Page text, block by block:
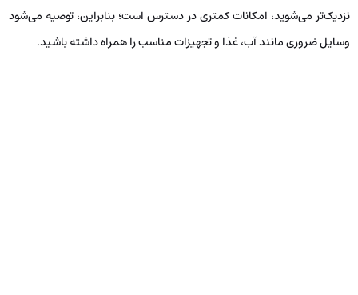
نزدیک‌تر می‌شوید، امکانات کمتری در دسترس است؛ بنابراین، توصیه می‌شود
وسایل ضروری مانند آب، غذا و تجهیزات مناسب را همراه داشته باشید.